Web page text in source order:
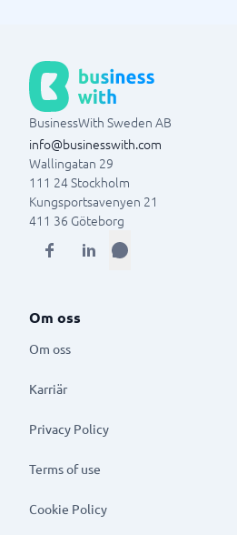
BusinessWith Sweden AB
info@businesswith.com
Wallingatan 29
111 24Stockholm
Kungsportsavenyen 21
411 36 Göteborg
Om oss
Om oss
Karriär
Privacy Policy
Terms of use
Cookie Policy